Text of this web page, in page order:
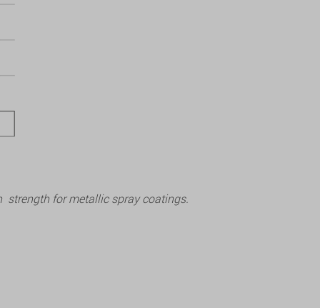
strength for metallic spray coatings.